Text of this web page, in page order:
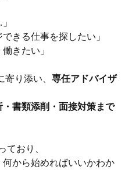
きる仕事を探したい」
きたい」
り添い、 専任アドバイザ
・書類添削・面接対策まで
ており、
から始めればいいかわか